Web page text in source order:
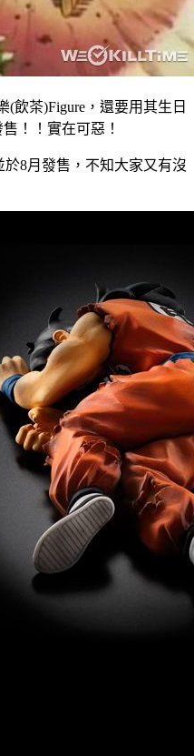
(飲茶)Figure，還要用其生日
！！實在可惡！
8月發售，不知大家又有沒